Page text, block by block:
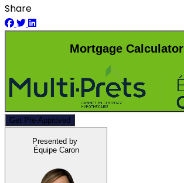
Share
Mortgage Calculator
Get Pre-Approved
Presented by
Équipe Caron